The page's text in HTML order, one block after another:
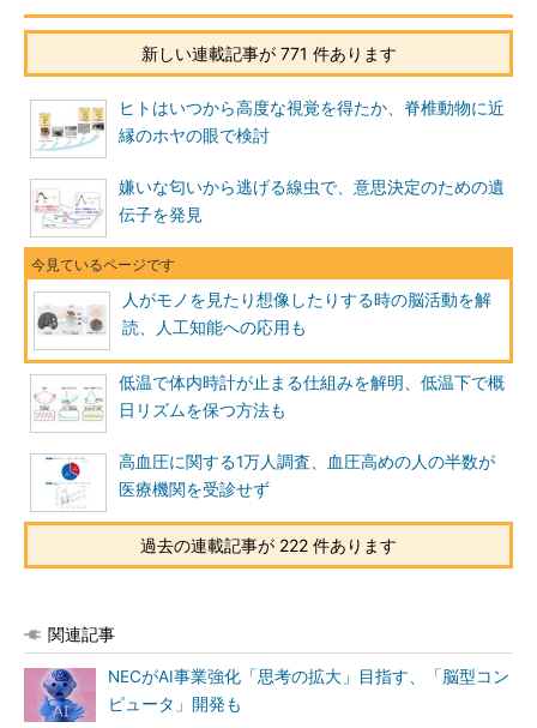
新しい連載記事が 771 件あります
ヒトはいつから高度な視覚を得たか、脊椎動物に近
縁のホヤの眼で検討
嫌いな匂いから逃げる線虫で、意思決定のための遺
伝子を発見
人がモノを見たり想像したりする時の脳活動を解
読、人工知能への応用も
低温で体内時計が止まる仕組みを解明、低温下で概
日リズムを保つ方法も
高血圧に関する1万人調査、血圧高めの人の半数が
医療機関を受診せず
過去の連載記事が 222 件あります
関連記事
NECがAI事業強化「思考の拡大」目指す、「脳型コン
ピュータ」開発も